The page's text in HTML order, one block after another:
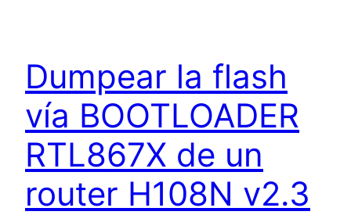
Dumpear la flash
vía BOOTLOADER
RTL867X de un
router H108N v2.3